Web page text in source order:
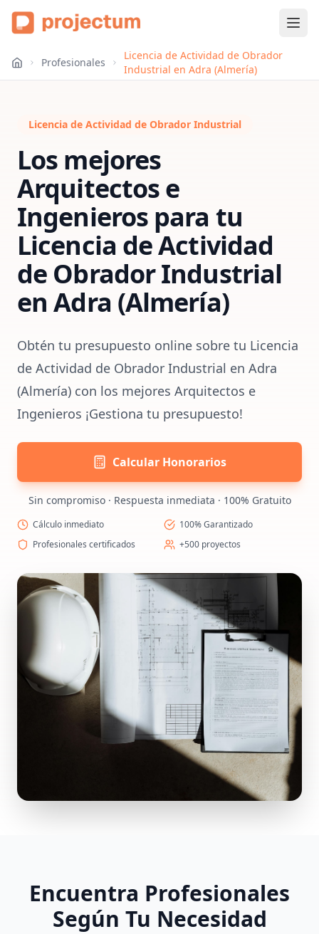
Profesionales
Licencia de Actividad de Obrador
Industrial en Adra (Almería)
Licencia de Actividad de Obrador Industrial
Los mejores
Arquitectos e
Ingenieros para tu
Licencia de Actividad
de Obrador Industrial
enAdra (Almería)
Obtén tu presupuesto online sobre tu Licencia
de Actividad de Obrador Industrial en Adra
(Almería) con los mejores Arquitectos e
Ingenieros ¡Gestiona tu presupuesto!
Calcular Honorarios
Sin compromiso · Respuesta inmediata · 100% Gratuito
Cálculo inmediato
100% Garantizado
Profesionales certificados
+500 proyectos
Encuentra Profesionales
Según Tu Necesidad